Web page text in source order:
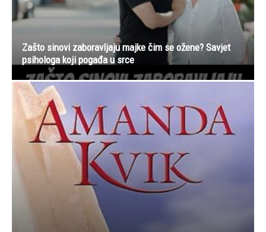
Zašto sinovi zaboravljaju majke čim se ožene? Savjet
psihologa koji pogađa u srce